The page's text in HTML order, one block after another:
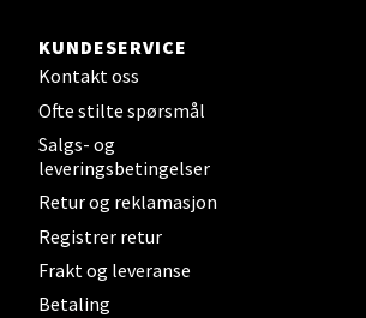
KUNDESERVICE
Kontakt oss
Ofte stilte spørsmål
Salgs- og
leveringsbetingelser
Retur og reklamasjon
Registrer retur
Frakt og leveranse
Betaling
Leirvik - Stord
Torgbakken 2, 5401 Stord
Åpent i dag 10-17